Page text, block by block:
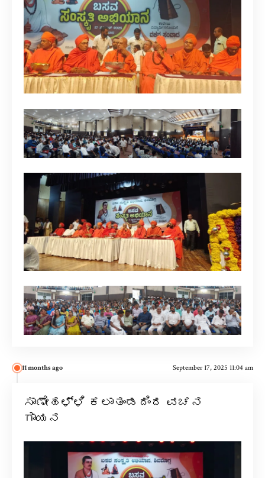
11 months ago September 17, 2025 11:04 am
ಸಾಣೇಹಳ್ಳಿ ಕಲಾತಂಡದಿಂದ ವಚನ
ಗಾಯನ